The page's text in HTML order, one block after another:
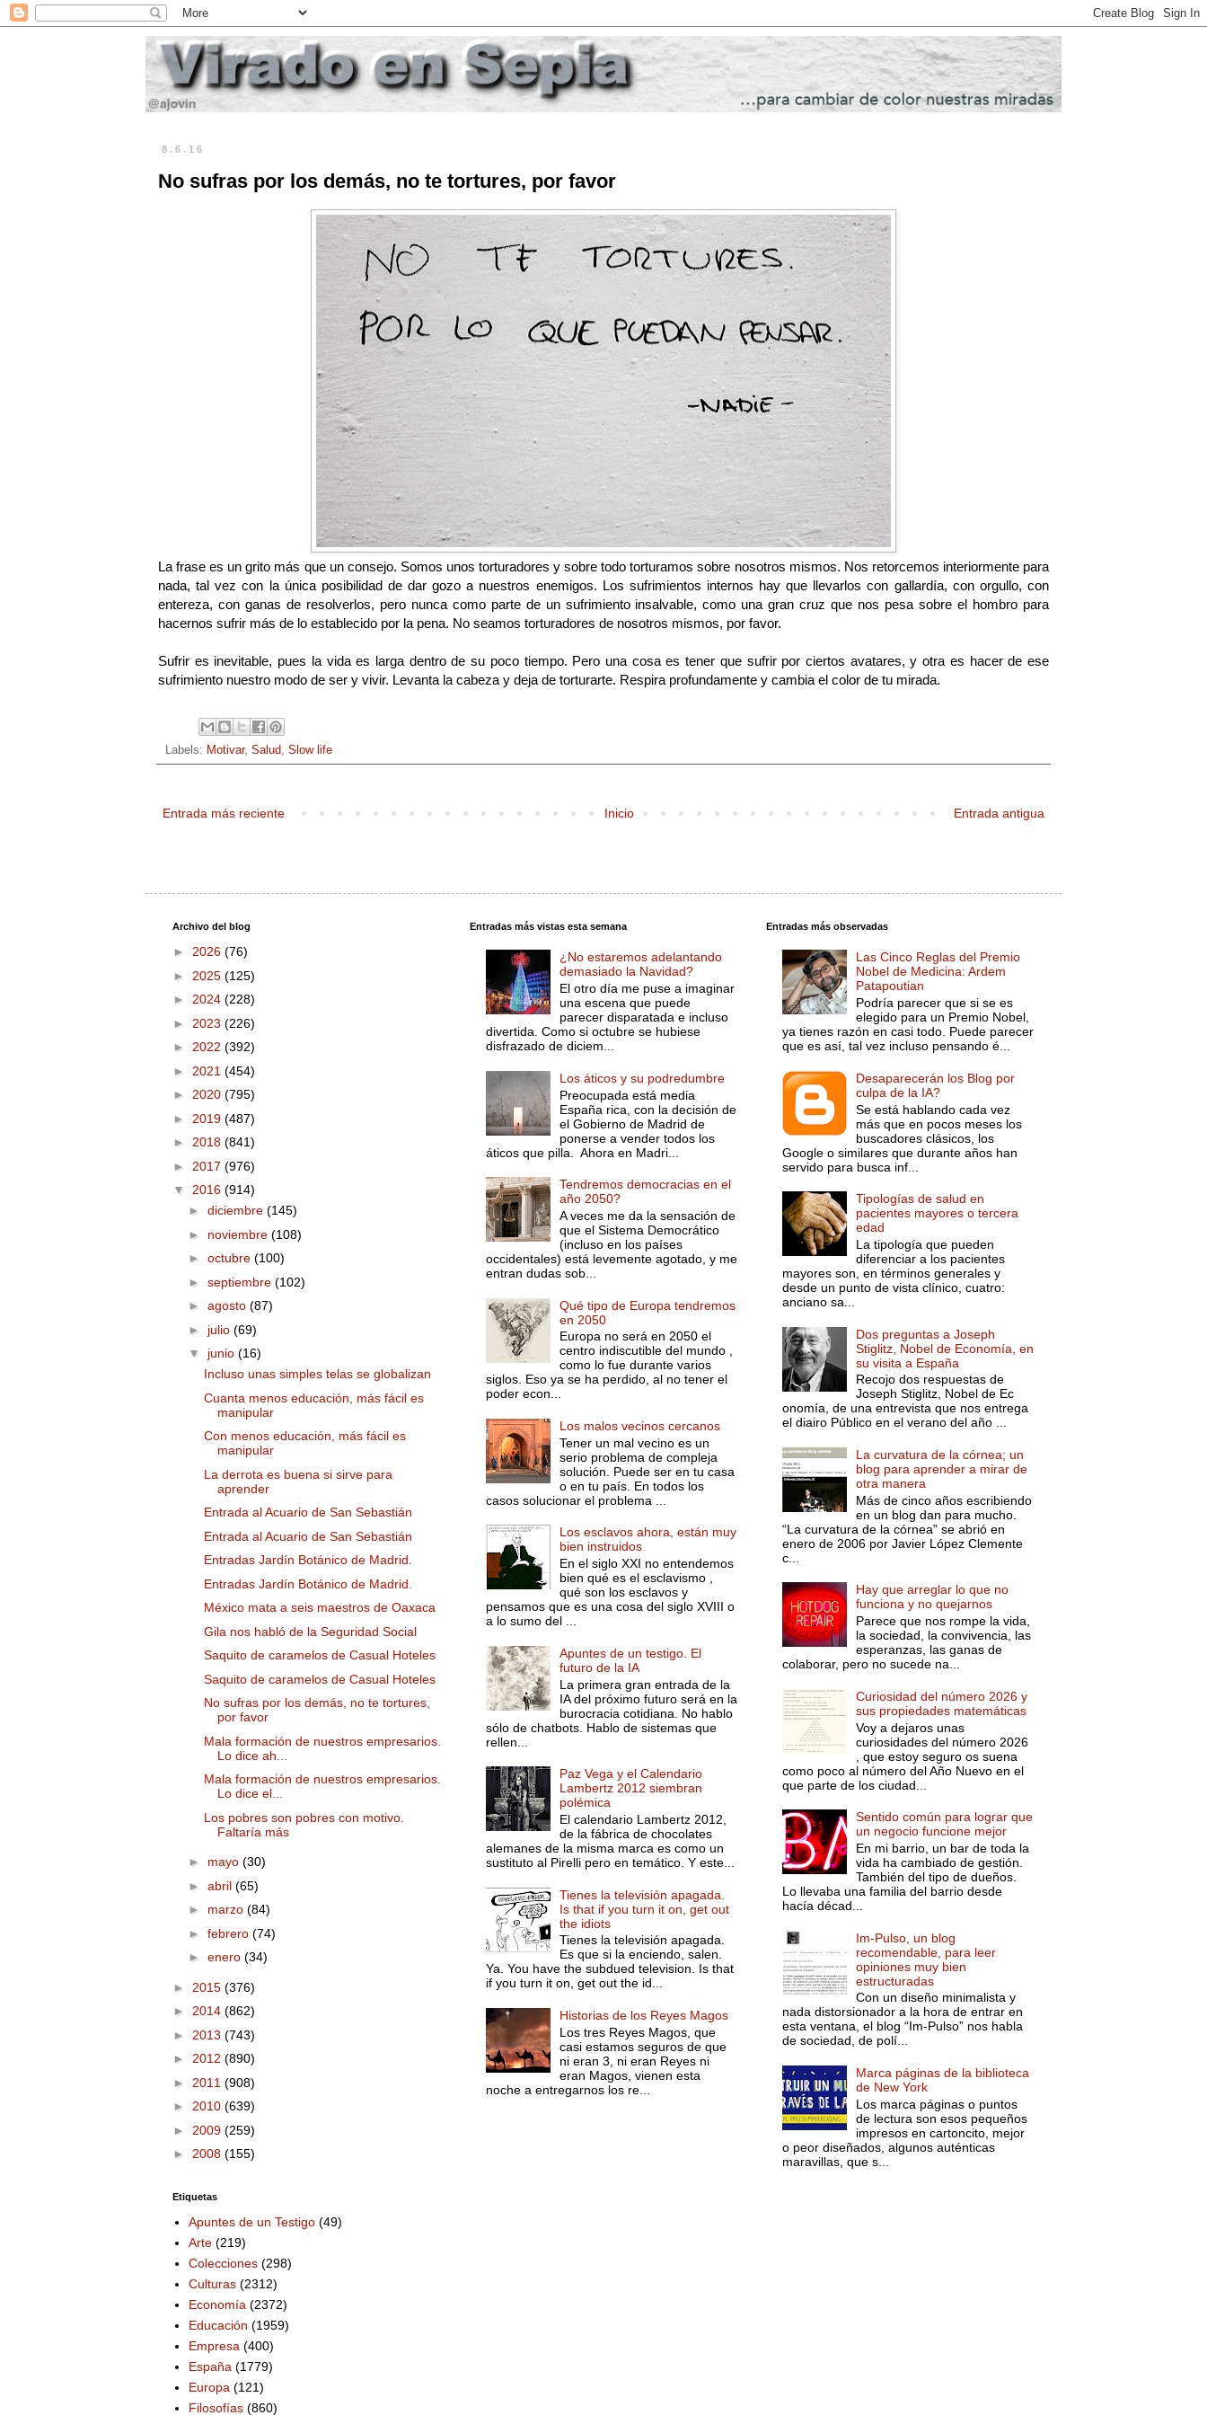
8.6.16
No sufras por los demás, no te tortures, por favor
La frase es un grito más que un consejo. Somos unos torturadores y sobre todo torturamos sobre nosotros mismos. Nos retorcemos interiormente para
nada, tal vez con la única posibilidad de dar gozo a nuestros enemigos. Los sufrimientos internos hay que llevarlos con gallardía, con orgullo, con
entereza, con ganas de resolverlos, pero nunca como parte de un sufrimiento insalvable, como una gran cruz que nos pesa sobre el hombro para
hacernos sufrir más de lo establecido por la pena. No seamos torturadores de nosotros mismos, por favor.
Sufrir es inevitable, pues la vida es larga dentro de su poco tiempo. Pero una cosa es tener que sufrir por ciertos avatares, y otra es hacer de ese
sufrimiento nuestro modo de ser y vivir. Levanta la cabeza y deja de torturarte. Respira profundamente y cambia el color de tu mirada.
Labels: Motivar, Salud Slow life
Entrada más reciente Entrada antigua
Inicio
Archivo del blog
► 2026 (76)
► 2025 (125)
► 2024 (228)
► 2023 (226)
► 2022 (392)
► 2021 (454)
► 2020 (795)
► 2019 (487)
► 2018 (841)
► 2017 (976)
▼ 2016 (914)
► diciembre (145)
► noviembre (108)
► octubre (100)
► septiembre (102)
► agosto (87)
► julio (69)
▼ junio (16)
Incluso unas simples telas se globalizan
Cuanta menos educación, más fácil es
manipular
Con menos educación, más fácil es
manipular
La derrota es buena si sirve para
aprender
Entrada al Acuario de San Sebastián
Entrada al Acuario de San Sebastián
Entradas Jardín Botánico de Madrid.
Entradas Jardín Botánico de Madrid.
México mata a seis maestros de Oaxaca
Gila nos habló de la Seguridad Social
Saquito de caramelos de Casual Hoteles
Saquito de caramelos de Casual Hoteles
No sufras por los demás, no te tortures,
por favor
Mala formación de nuestros empresarios.
Lo dice ah...
Mala formación de nuestros empresarios.
Lo dice el...
Los pobres son pobres con motivo.
Faltaría más
► mayo (30)
► abril (65)
► marzo (84)
► febrero (74)
► enero (34)
► 2015 (376)
► 2014 (862)
► 2013 (743)
► 2012 (890)
► 2011 (908)
► 2010 (639)
► 2009 (259)
► 2008 (155)
Etiquetas
Apuntes de un Testigo (49)
Arte (219)
Colecciones (298)
Culturas (2312)
Economía (2372)
Educación (1959)
Empresa (400)
España (1779)
Europa (121)
Filosofías (860)
Entradas más vistas esta semana
¿No estaremos adelantando
demasiado la Navidad?
El otro día me puse a imaginar
una escena que puede
parecer disparatada e incluso
divertida. Como si octubre se hubiese
disfrazado de diciem...
Los áticos y su podredumbre
Preocupada está media
España rica, con la decisión de
el Gobierno de Madrid de
ponerse a vender todos los
áticos que pilla. Ahora en Madri...
Tendremos democracias en el
año 2050?
A veces me da la sensación de
que el Sistema Democrático
(incluso en los países
occidentales) está levemente agotado, y me
entran dudas sob...
Qué tipo de Europa tendremos
en 2050
Europa no será en 2050 el
centro indiscutible del mundo ,
como lo fue durante varios
siglos. Eso ya se ha perdido, al no tener el
poder econ...
Los malos vecinos cercanos
Tener un mal vecino es un
serio problema de compleja
solución. Puede ser en tu casa
o en tu país. En todos los
casos solucionar el problema ...
Los esclavos ahora, están muy
bien instruidos
En el siglo XXI no entendemos
bien qué es el esclavismo ,
qué son los esclavos y
pensamos que es una cosa del siglo XVIII o
a lo sumo del ...
Apuntes de un testigo. El
futuro de la IA
La primera gran entrada de la
IA del próximo futuro será en la
burocracia cotidiana. No hablo
sólo de chatbots. Hablo de sistemas que
rellen...
Paz Vega y el Calendario
Lambertz 2012 siembran
polémica
El calendario Lambertz 2012,
de la fábrica de chocolates
alemanes de la misma marca es como un
sustituto al Pirelli pero en temático. Y este...
Tienes la televisión apagada.
Is that if you turn it on, get out
the idiots
Tienes la televisión apagada.
Es que si la enciendo, salen.
Ya. You have the subdued television. Is that
if you turn it on, get out the id...
Historias de los Reyes Magos
Los tres Reyes Magos, que
casi estamos seguros de que
ni eran 3, ni eran Reyes ni
eran Magos, vienen esta
noche a entregarnos los re...
Entradas más observadas
Las Cinco Reglas del Premio
Nobel de Medicina: Ardem
Patapoutian
Podría parecer que si se es
elegido para un Premio Nobel,
ya tienes razón en casi todo. Puede parecer
que es así, tal vez incluso pensando é...
Desaparecerán los Blog por
culpa de la IA?
Se está hablando cada vez
más que en pocos meses los
buscadores clásicos, los
Google o similares que durante años han
servido para busca inf...
Tipologías de salud en
pacientes mayores o tercera
edad
La tipología que pueden
diferenciar a los pacientes
mayores son, en términos generales y
desde un punto de vista clínico, cuatro:
anciano sa...
Dos preguntas a Joseph
Stiglitz, Nobel de Economía, en
su visita a España
Recojo dos respuestas de
Joseph Stiglitz, Nobel de Ec
onomía, de una entrevista que nos entrega
el diairo Público en el verano del año ...
La curvatura de la córnea; un
blog para aprender a mirar de
otra manera
Más de cinco años escribiendo
en un blog dan para mucho.
“La curvatura de la córnea” se abrió en
enero de 2006 por Javier López Clemente
c...
Hay que arreglar lo que no
funciona y no quejarnos
Parece que nos rompe la vida,
la sociedad, la convivencia, las
esperanzas, las ganas de
colaborar, pero no sucede na...
Curiosidad del número 2026 y
sus propiedades matemáticas
Voy a dejaros unas
curiosidades del número 2026
, que estoy seguro os suena
como poco al número del Año Nuevo en el
que parte de los ciudad...
Sentido común para lograr que
un negocio funcione mejor
En mi barrio, un bar de toda la
vida ha cambiado de gestión.
También del tipo de dueños.
Lo llevaba una familia del barrio desde
hacía décad...
Im-Pulso, un blog
recomendable, para leer
opiniones muy bien
estructuradas
Con un diseño minimalista y
nada distorsionador a la hora de entrar en
esta ventana, el blog “Im-Pulso” nos habla
de sociedad, de polí...
Marca páginas de la biblioteca
de New York
Los marca páginas o puntos
de lectura son esos pequeños
impresos en cartoncito, mejor
o peor diseñados, algunos auténticas
maravillas, que s...